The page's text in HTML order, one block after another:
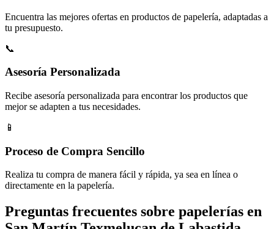
Encuentra las mejores ofertas en productos de papelería, adaptadas a
tu presupuesto.
📞
Asesoría Personalizada
Recibe asesoría personalizada para encontrar los productos que
mejor se adapten a tus necesidades.
📱
Proceso de Compra Sencillo
Realiza tu compra de manera fácil y rápida, ya sea en línea o
directamente en la papelería.
Preguntas frecuentes sobre papelerías en